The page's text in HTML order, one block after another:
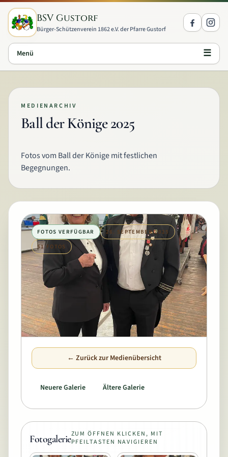
Zum Inhalt springen
BSV Gustorf
Bürger-Schützenverein 1862 e.V. der Pfarre Gustorf
Menü ☰
MEDIENARCHIV
Ball der Könige 2025
Fotos vom Ball der Könige mit festlichen
Begegnungen.
FOTOS VERFÜGBAR
26. SEPTEMBER 2025
51 FOTOS
← Zurück zur Medienübersicht
Neuere Galerie Ältere Galerie
FotogalerieZUM ÖFFNEN KLICKEN, MIT
PFEILTASTEN NAVIGIEREN